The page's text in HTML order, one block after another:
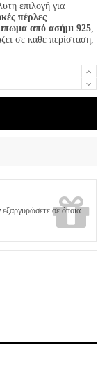
επιλογή για
πέρλες
από ασήμι 925,
σε κάθε περίσταση,
σε όποια